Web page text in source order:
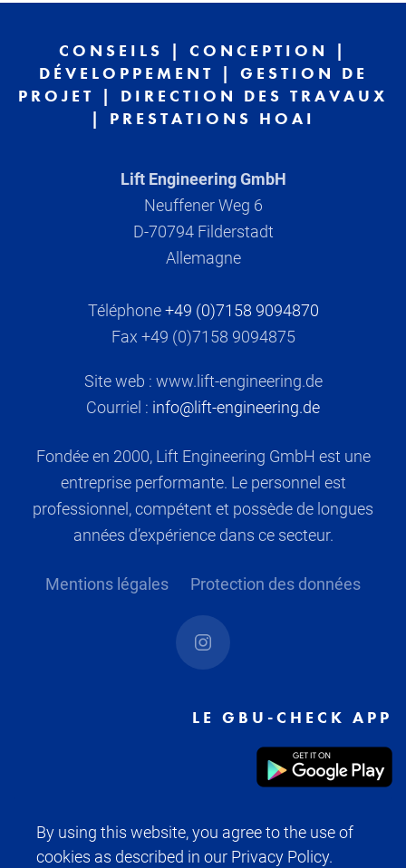
CONSEILS | CONCEPTION |
DÉVELOPPEMENT | GESTION DE
PROJET | DIRECTION DES TRAVAUX
| PRESTATIONS HOAI
Lift Engineering GmbH
Neuffener Weg 6
D-70794 Filderstadt
Allemagne
Téléphone+49 (0)7158 9094870
Fax +49 (0)7158 9094875
Site web : www.lift-engineering.de
Courriel : info@lift-engineering.de
Fondée en 2000, Lift Engineering GmbH est une
entreprise performante. Le personnel est
professionnel, compétent et possède de longues
années d’expérience dans ce secteur.
Mentions légales Protection des données
LE GBU-CHECK APP
By using this website, you agree to the use of
cookies as described in our Privacy Policy.